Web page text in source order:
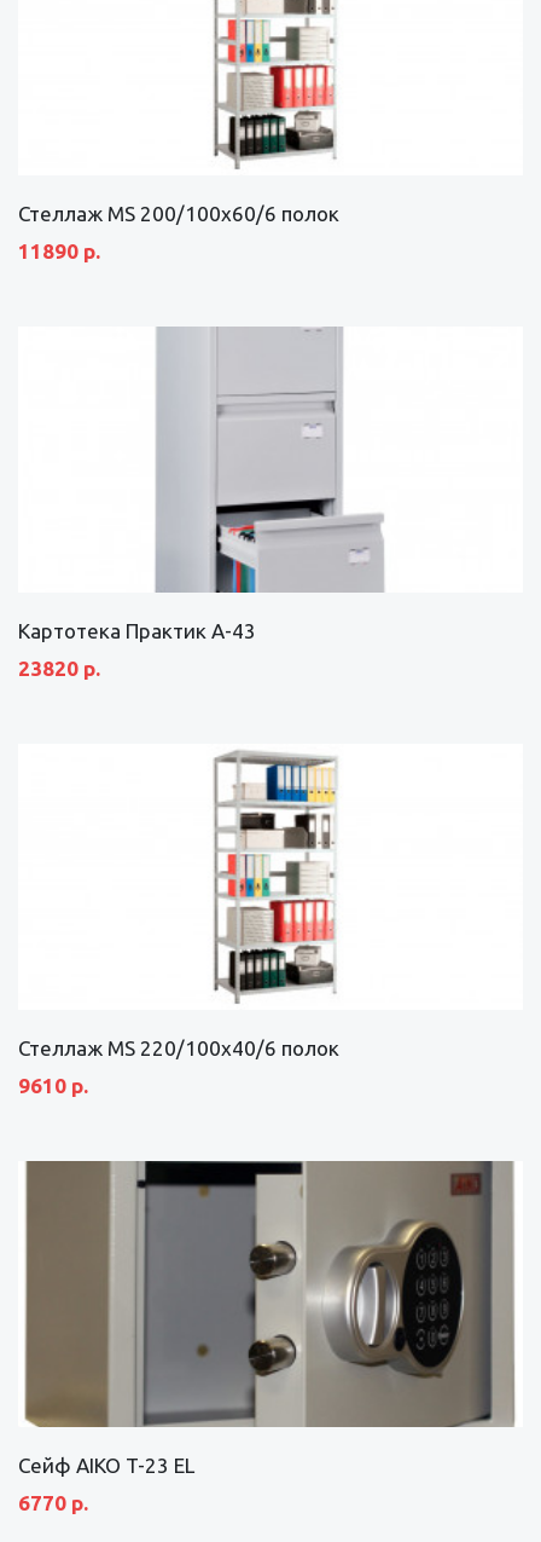
Стеллаж MS 200/100х60/6 полок
11890 р.
Картотека Практик А-43
23820 р.
Стеллаж MS 220/100х40/6 полок
9610 р.
Сейф AIKO T-23 EL
6770 р.